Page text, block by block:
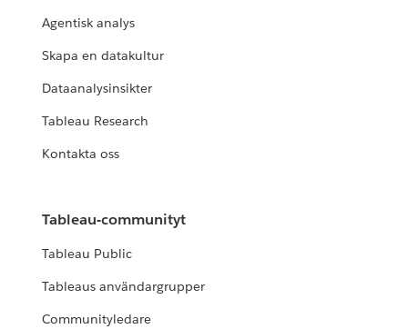
Agentisk analys
Skapa en datakultur
Dataanalysinsikter
Tableau Research
Kontakta oss
Tableau-communityt
Tableau Public
Tableaus användargrupper
Communityledare